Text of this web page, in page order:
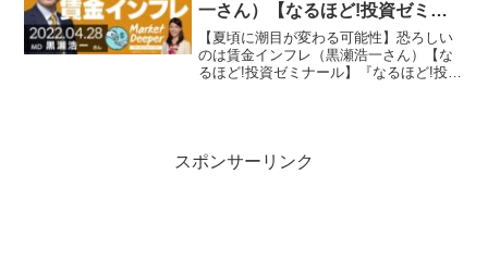
一さん）【なるほど!投資ゼミナ
ール】
【夏頃に潮目が変わる可能性】恐ろしい
のは賃金インフレ（黒瀬浩一さん）【な
るほど!投資ゼミナール】『なるほど!投資
スポンサーリンク